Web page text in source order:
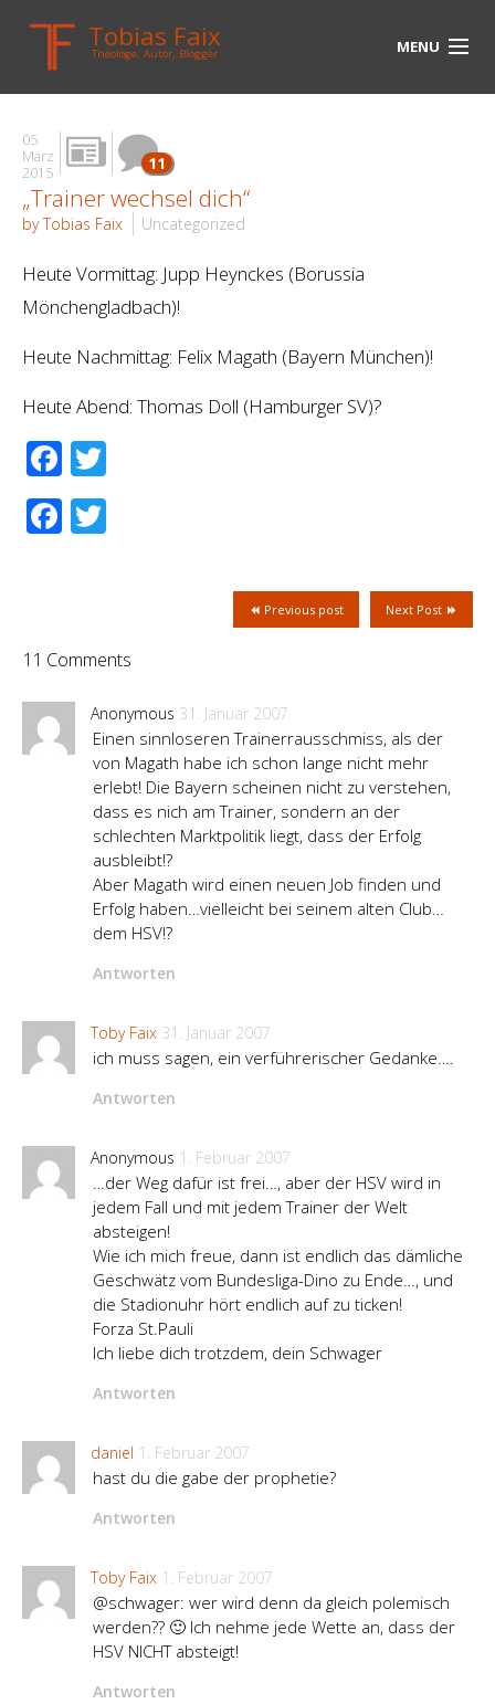
Tobias Faix
Theologe, Autor, Blogger MENU
HOME
BLOG
BIOGRAPHIE
LINKS
05
März
2015
11
„Trainer wechsel dich“
by Tobias Faix Uncategorized
Heute Vormittag: Jupp Heynckes (Borussia
Mönchengladbach)!
Heute Nachmittag: Felix Magath (Bayern München)!
Heute Abend: Thomas Doll (Hamburger SV)?
Facebook
Facebook
Next Post
Previous post
11 Comments
Anonymous 31. Januar 2007
Einen sinnloseren Trainerrausschmiss, als der
von Magath habe ich schon lange nicht mehr
erlebt! Die Bayern scheinen nicht zu verstehen,
dass es nich am Trainer, sondern an der
schlechten Marktpolitik liegt, dass der Erfolg
ausbleibt!?
Aber Magath wird einen neuen Job finden und
Erfolg haben…vielleicht bei seinem alten Club…
dem HSV!?
Antworten
Toby Faix 31. Januar 2007
ich muss sagen, ein verführerischer Gedanke….
Antworten
Anonymous 1. Februar 2007
…der Weg dafür ist frei…, aber der HSV wird in
jedem Fall und mit jedem Trainer der Welt
absteigen!
Wie ich mich freue, dann ist endlich das dämliche
Geschwätz vom Bundesliga-Dino zu Ende…, und
die Stadionuhr hört endlich auf zu ticken!
Forza St.Pauli
Ich liebe dich trotzdem, dein Schwager
Antworten
daniel 1. Februar 2007
hast du die gabe der prophetie?
Antworten
Toby Faix 1. Februar 2007
@schwager: wer wird denn da gleich polemisch
werden?? 🙂 Ich nehme jede Wette an, dass der
HSV NICHT absteigt!
Antworten